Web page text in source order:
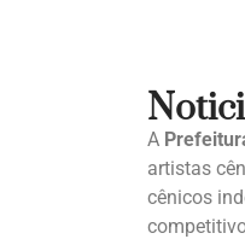
A
artistas
cênicos